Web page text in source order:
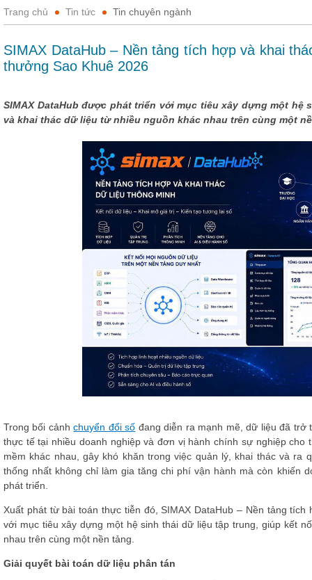
Trang chủ Tin tức Tin chuyên ngành
SIMAX DataHub – Nền tảng tích hợp và khai
thưởng Sao Khuê 2026
SIMAX DataHub được phát triển với mục tiêu xây dựng một
và khai thác dữ liệu từ nhiều nguồn khác nhau trên cùng một
Trong bối cảnhchuyển đổi số đang diễn ra mạnh mẽ, dữ liệu đã trở
thực tế tại nhiều doanh nghiệp và đơn vị hành chính sự nghiệp
mềm khác nhau, gây khó khăn trong việc quản lý, khai thác và ra
thống nhất không chỉ làm gia tăng chi phí vận hành mà còn khiến
phát triển.
Xuất phát từ bài toán thực tiễn đó, SIMAX DataHub – Nền tảng tích
với mục tiêu xây dựng một hệ sinh thái dữ liệu tập trung, giúp kết
nhau trên cùng một nền tảng.
Giải quyết bài toán dữ liệu phân tán